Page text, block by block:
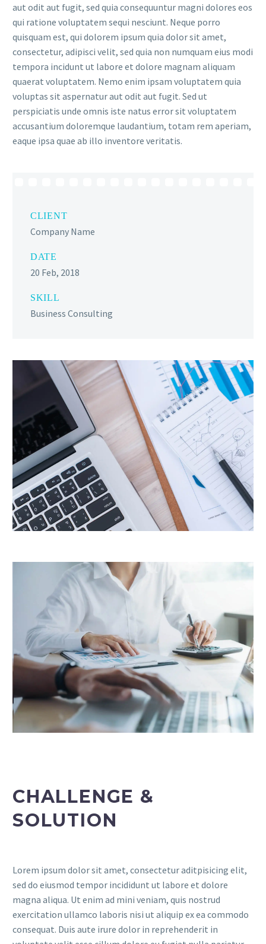
aut odit aut fugit, sed quia consequuntur magni dolores eos
qui ratione voluptatem sequi nesciunt. Neque porro
quisquam est, qui dolorem ipsum quia dolor sit amet,
consectetur, adipisci velit, sed quia non numquam eius modi
tempora incidunt ut labore et dolore magnam aliquam
quaerat voluptatem. Nemo enim ipsam voluptatem quia
voluptas sit aspernatur aut odit aut fugit. Sed ut
perspiciatis unde omnis iste natus error sit voluptatem
accusantium doloremque laudantium, totam rem aperiam,
eaque ipsa quae ab illo inventore veritatis.
CLIENT
Company Name
DATE
20 Feb, 2018
SKILL
Business Consulting
CHALLENGE &
SOLUTION
Lorem ipsum dolor sit amet, consectetur aditpisicing elit,
sed do eiusmod tempor incididunt ut labore et dolore
magna aliqua. Ut enim ad mini veniam, quis nostrud
exercitation ullamco laboris nisi ut aliquip ex ea commodo
consequat. Duis aute irure dolor in reprehenderit in